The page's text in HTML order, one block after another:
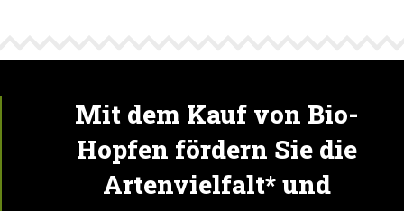
Mit dem Kauf von Bio-
Hopfen fördern Sie die
Artenvielfalt* und